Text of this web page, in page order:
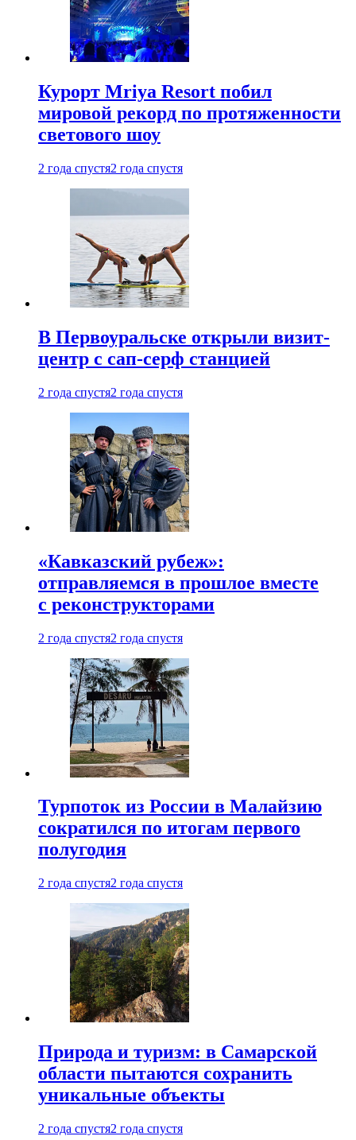
Курорт Mriya Resort побил
мировой рекорд по протяженности
светового шоу
2 года спустя2 года спустя
В Первоуральске открыли визит-
центр с сап-серф станцией
2 года спустя2 года спустя
«Кавказский рубеж»:
отправляемся в прошлое вместе
с реконструкторами
2 года спустя2 года спустя
Турпоток из России в Малайзию
сократился по итогам первого
полугодия
2 года спустя2 года спустя
Природа и туризм: в Самарской
области пытаются сохранить
уникальные объекты
2 года спустя2 года спустя